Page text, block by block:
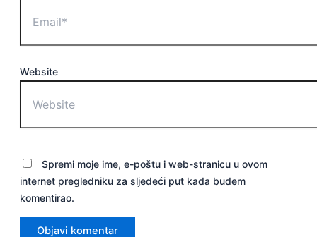
Website
Spremi moje ime, e-poštu i web-stranicu u ovom
internet pregledniku za sljedeći put kada budem
komentirao.